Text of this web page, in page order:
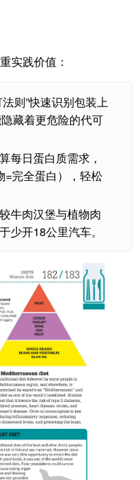
实践价值：
法则”快速识别包装上
藏着更危险的代可
每日蛋白质需求，
=完全蛋白），轻松
牛肉汉堡与植物肉
少开18公里汽车。